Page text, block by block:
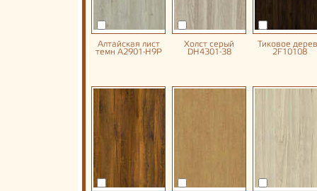
Алтайская лист
темн A2901-H9P
Холст серый
DH4301-38
Тиковое
2F10108